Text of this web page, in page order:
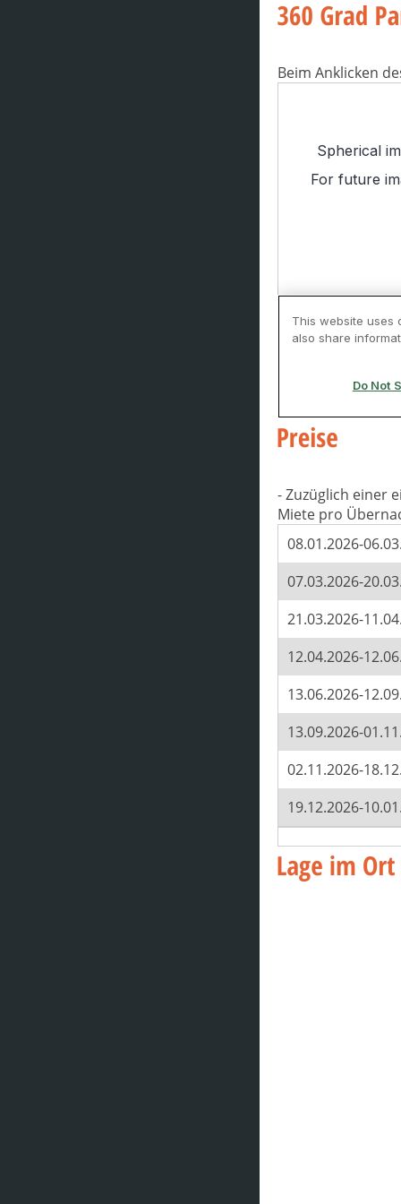
Beim Anklicken
- Zuzüglich einer
Miete pro
08.01.2026-
07.03.2026-
21.03.2026-
12.04.2026-
13.06.2026-
13.09.2026-
02.11.2026-
19.12.2026-